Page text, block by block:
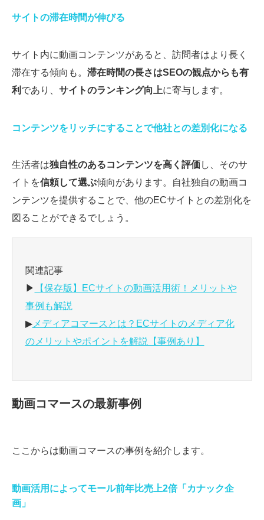
サイトの滞在時間が伸びる
サイト内に動画コンテンツがあると、訪問者はより長く
滞在する傾向も。 滞在時間の長さはSEOの観点からも有
利 であり、 サイトのランキング向上に寄与します。
コンテンツをリッチにすることで他社との差別化になる
生活者は独自性のあるコンテンツを高く評価し、そのサ
イトを信頼して選ぶ傾向があります。自社独自の動画コ
ンテンツを提供することで、他のECサイトとの差別化を
図ることができるでしょう。
関連記事
▶
【保存版】ECサイトの動画活用術！メリットや
事例も解説
▶メディアコマースとは？ECサイトのメディア化
のメリットやポイントを解説【事例あり】
動画コマースの最新事例
ここからは動画コマースの事例を紹介します。
動画活用によってモール前年比売上2倍「カナック企
画」